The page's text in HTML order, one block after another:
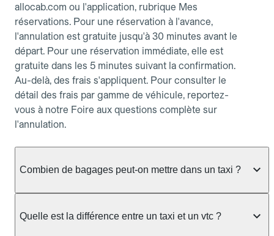
allocab.com ou l'application, rubrique Mes
réservations. Pour une réservation à l'avance,
l'annulation est gratuite jusqu'à 30 minutes avant le
départ. Pour une réservation immédiate, elle est
gratuite dans les 5 minutes suivant la confirmation.
Au-delà, des frais s'appliquent. Pour consulter le
détail des frais par gamme de véhicule, reportez-
vous à notre Foire aux questions complète sur
l'annulation.
Combien de bagages peut-on mettre dans un taxi ?
taxi berline accueille en général jusqu'à 3 bagages
Quelle est la différence entre un taxi et un vtc ?